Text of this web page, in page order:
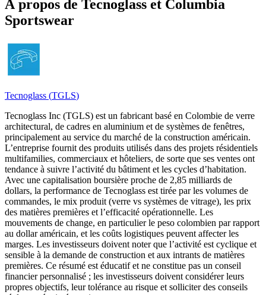
À propos de Tecnoglass et Columbia
Sportswear
Tecnoglass (TGLS)
Tecnoglass Inc (TGLS) est un fabricant basé en Colombie de verre
architectural, de cadres en aluminium et de systèmes de fenêtres,
principalement au service du marché de la construction américain.
L’entreprise fournit des produits utilisés dans des projets résidentiels
multifamilies, commerciaux et hôteliers, de sorte que ses ventes ont
tendance à suivre l’activité du bâtiment et les cycles d’habitation.
Avec une capitalisation boursière proche de 2,85 milliards de
dollars, la performance de Tecnoglass est tirée par les volumes de
commandes, le mix produit (verre vs systèmes de vitrage), les prix
des matières premières et l’efficacité opérationnelle. Les
mouvements de change, en particulier le peso colombien par rapport
au dollar américain, et les coûts logistiques peuvent affecter les
marges. Les investisseurs doivent noter que l’activité est cyclique et
sensible à la demande de construction et aux intrants de matières
premières. Ce résumé est éducatif et ne constitue pas un conseil
financier personnalisé ; les investisseurs doivent considérer leurs
propres objectifs, leur tolérance au risque et solliciter des conseils